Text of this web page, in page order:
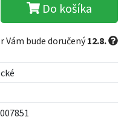
Do košíka
Vám bude doručený12.8.